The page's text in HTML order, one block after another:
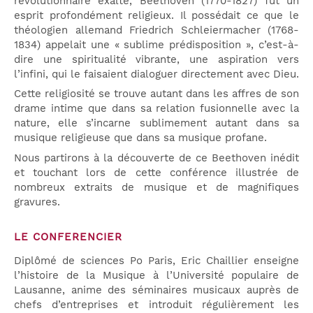
esprit profondément religieux. Il possédait ce que le
théologien allemand Friedrich Schleiermacher (1768-
1834) appelait une « sublime prédisposition », c’est-à-
dire une spiritualité vibrante, une aspiration vers
l’infini, qui le faisaient dialoguer directement avec Dieu.
Cette religiosité se trouve autant dans les affres de son
drame intime que dans sa relation fusionnelle avec la
nature, elle s’incarne sublimement autant dans sa
musique religieuse que dans sa musique profane.
Nous partirons à la découverte de ce Beethoven inédit
et touchant lors de cette conférence illustrée de
nombreux extraits de musique et de magnifiques
gravures.
LE CONFERENCIER
Diplômé de sciences Po Paris, Eric Chaillier enseigne
l’histoire de la Musique à l’Université populaire de
Lausanne, anime des séminaires musicaux auprès de
chefs d’entreprises et introduit régulièrement les